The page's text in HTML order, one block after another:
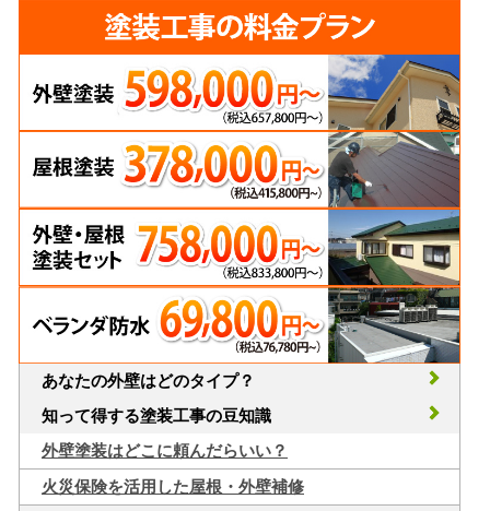
あなたの外壁はどのタイプ？
知って得する塗装工事の豆知識
外壁塗装はどこに頼んだらいい？
火災保険を活用した屋根・外壁補修